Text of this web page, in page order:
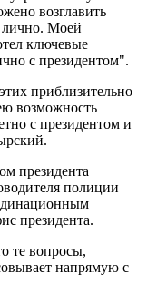
возглавить
лично. Моей
ключевые
с президентом".
приблизительно
возможность
с президентом и
президента
полиции
президента.
те вопросы,
напрямую с